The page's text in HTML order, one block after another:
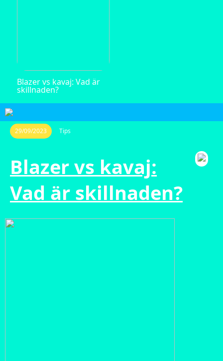
Blazer vs kavaj: Vad är
skillnaden?
29/09/2023 Tips
Blazer vs kavaj:
Vad är skillnaden?